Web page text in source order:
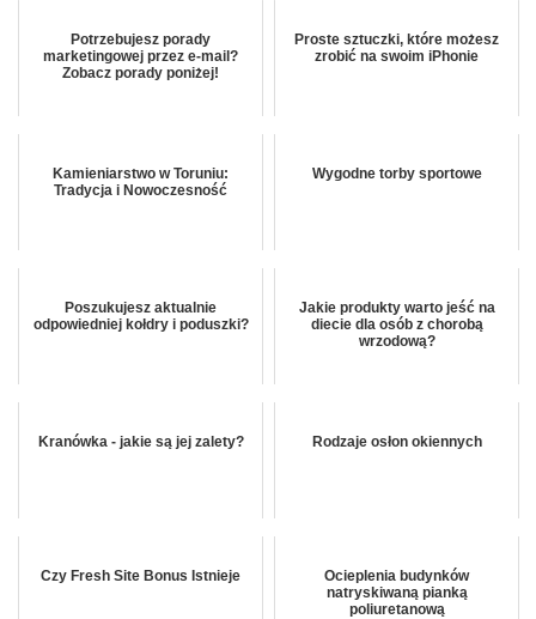
Potrzebujesz porady
marketingowej przez e-mail?
Zobacz porady poniżej!
Proste sztuczki, które możesz
zrobić na swoim iPhonie
Kamieniarstwo w Toruniu:
Tradycja i Nowoczesność
Wygodne torby sportowe
Poszukujesz aktualnie
odpowiedniej kołdry i poduszki?
Jakie produkty warto jeść na
diecie dla osób z chorobą
wrzodową?
Kranówka - jakie są jej zalety? Rodzaje osłon okiennych
Czy Fresh Site Bonus Istnieje
Ocieplenia budynków
natryskiwaną pianką
poliuretanową